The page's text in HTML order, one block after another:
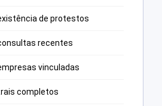
de protestos
recentes
vinculadas
completos